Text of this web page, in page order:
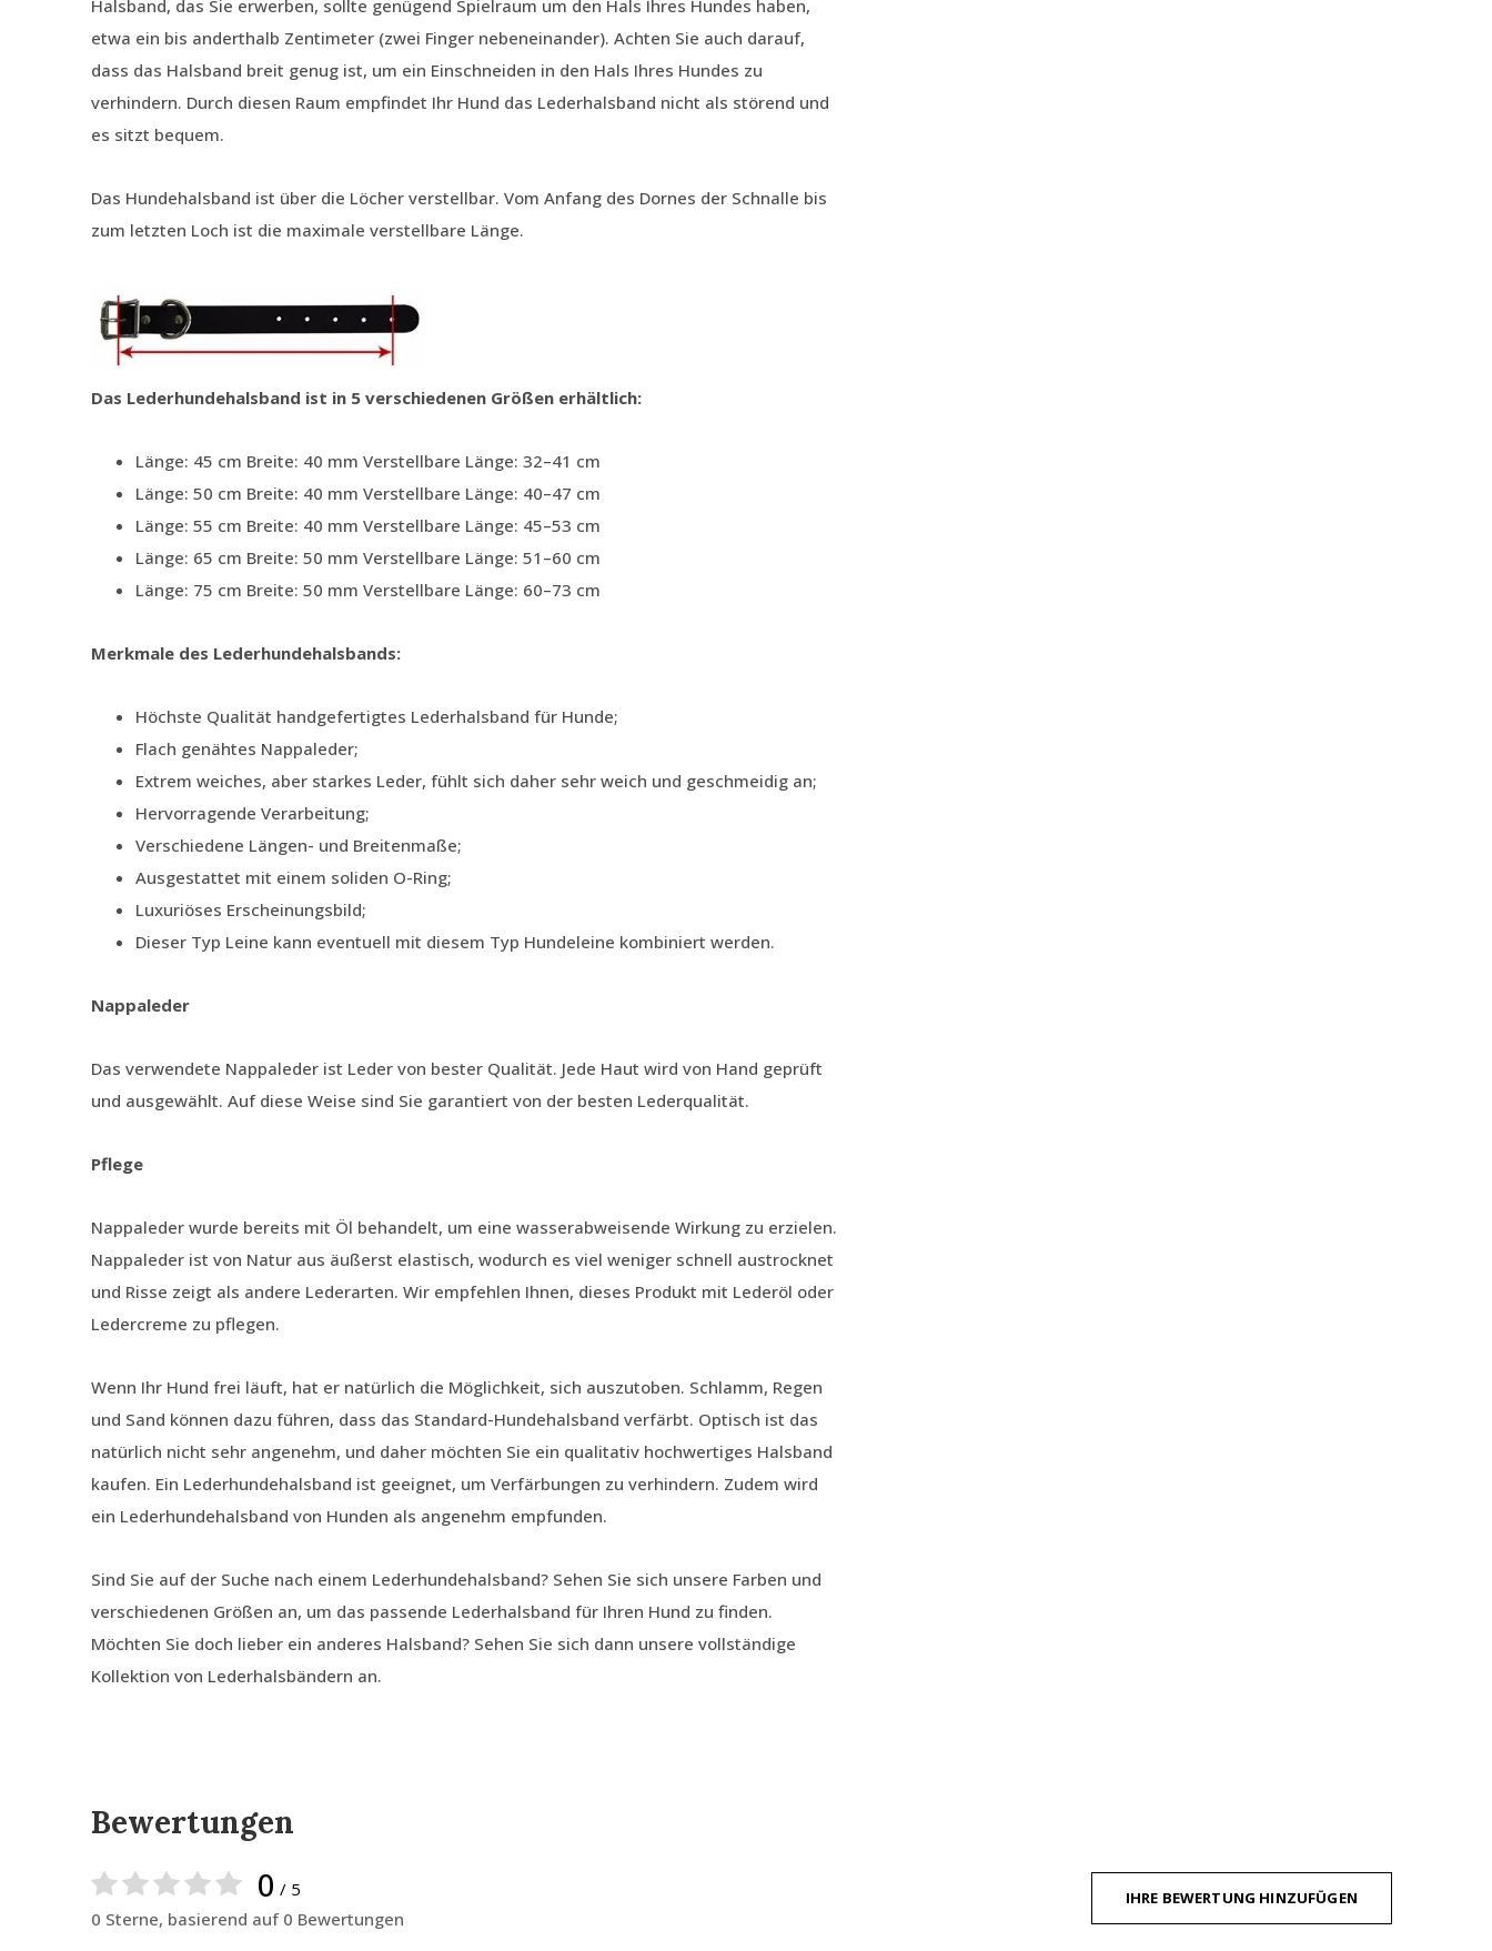
Halsband, das Sie erwerben, sollte genügend Spielraum um den Hals Ihres Hundes haben,
etwa ein bis anderthalb Zentimeter (zwei Finger nebeneinander). Achten Sie auch darauf,
dass das Halsband breit genug ist, um ein Einschneiden in den Hals Ihres Hundes zu
verhindern. Durch diesen Raum empfindet Ihr Hund das Lederhalsband nicht als störend und
es sitzt bequem.
Das Hundehalsband ist über die Löcher verstellbar. Vom Anfang des Dornes der Schnalle bis
zum letzten Loch ist die maximale verstellbare Länge.
Das Lederhundehalsband ist in 5 verschiedenen Größen erhältlich:
Länge: 45 cm Breite: 40 mm Verstellbare Länge: 32–41 cm
Länge: 50 cm Breite: 40 mm Verstellbare Länge: 40–47 cm
Länge: 55 cm Breite: 40 mm Verstellbare Länge: 45–53 cm
Länge: 65 cm Breite: 50 mm Verstellbare Länge: 51–60 cm
Länge: 75 cm Breite: 50 mm Verstellbare Länge: 60–73 cm
Merkmale des Lederhundehalsbands:
Höchste Qualität handgefertigtes Lederhalsband für Hunde;
Flach genähtes Nappaleder;
Extrem weiches, aber starkes Leder, fühlt sich daher sehr weich und geschmeidig an;
Hervorragende Verarbeitung;
Verschiedene Längen- und Breitenmaße;
Ausgestattet mit einem soliden O-Ring;
Luxuriöses Erscheinungsbild;
Dieser Typ Leine kann eventuell mit diesem Typ Hundeleine kombiniert werden.
Nappaleder
Das verwendete Nappaleder ist Leder von bester Qualität. Jede Haut wird von Hand geprüft
und ausgewählt. Auf diese Weise sind Sie garantiert von der besten Lederqualität.
Pflege
Nappaleder wurde bereits mit Öl behandelt, um eine wasserabweisende Wirkung zu erzielen.
Nappaleder ist von Natur aus äußerst elastisch, wodurch es viel weniger schnell austrocknet
und Risse zeigt als andere Lederarten. Wir empfehlen Ihnen, dieses Produkt mit Lederöl oder
Ledercreme zu pflegen.
Wenn Ihr Hund frei läuft, hat er natürlich die Möglichkeit, sich auszutoben. Schlamm, Regen
und Sand können dazu führen, dass das Standard-Hundehalsband verfärbt. Optisch ist das
natürlich nicht sehr angenehm, und daher möchten Sie ein qualitativ hochwertiges Halsband
kaufen. Ein Lederhundehalsband ist geeignet, um Verfärbungen zu verhindern. Zudem wird
ein Lederhundehalsband von Hunden als angenehm empfunden.
Sind Sie auf der Suche nach einem Lederhundehalsband? Sehen Sie sich unsere Farben und
verschiedenen Größen an, um das passende Lederhalsband für Ihren Hund zu finden.
Möchten Sie doch lieber ein anderes Halsband? Sehen Sie sich dann unsere vollständige
Kollektion von Lederhalsbändern an.
Bewertungen
0 / 5
0 Sterne, basierend auf 0 Bewertungen
IHRE BEWERTUNG HINZUFÜGEN